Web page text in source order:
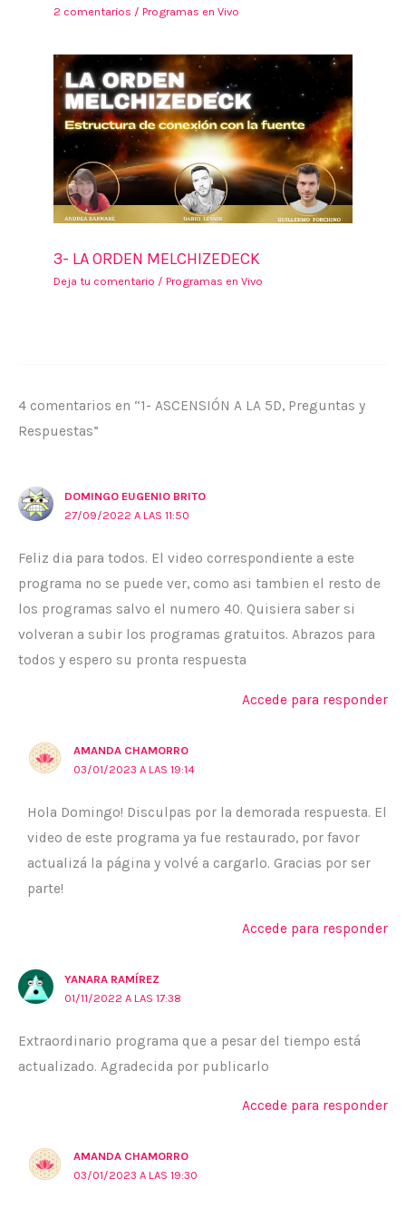
2 comentarios / Programas en Vivo
3- LA ORDEN MELCHIZEDECK
Deja tu comentario / Programas en Vivo
4 comentarios en “1- ASCENSIÓN A LA 5D, Preguntas y
Respuestas”
DOMINGO EUGENIO BRITO
27/09/2022 A LAS 11:50
Feliz dia para todos. El video correspondiente a este
programa no se puede ver, como asi tambien el resto de
los programas salvo el numero 40. Quisiera saber si
volveran a subir los programas gratuitos. Abrazos para
todos y espero su pronta respuesta
Accede para responder
AMANDA CHAMORRO
03/01/2023 A LAS 19:14
Hola Domingo! Disculpas por la demorada respuesta. El
video de este programa ya fue restaurado, por favor
actualizá la página y volvé a cargarlo. Gracias por ser
parte!
Accede para responder
YANARA RAMÍREZ
01/11/2022 A LAS 17:38
Extraordinario programa que a pesar del tiempo está
actualizado. Agradecida por publicarlo
Accede para responder
AMANDA CHAMORRO
03/01/2023 A LAS 19:30